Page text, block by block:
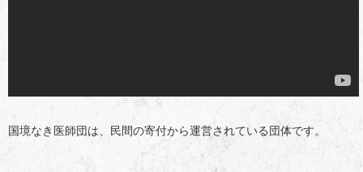
国境なき医師団は、民間の寄付から運営されている団体です。